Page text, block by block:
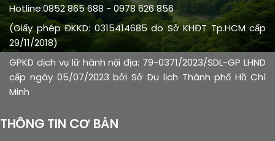
Hotline:0852 865 688 - 0978 626 856
(Giấy phép ĐKKD: 0315414685 do Sở KHĐT Tp.HCM cấp
29/11/2018)
GPKD dịch vụ lữ hành nội địa: 79-0371/2023/SDL-GP LHND
cấp ngày 05/07/2023 bởi Sở Du lịch Thành phố Hồ Chí
Minh
THÔNG TIN CƠ BẢN